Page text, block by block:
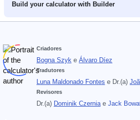
Build your calculator with Builder
Criadores
Bogna Szyk e Álvaro Díez
Tradutores
Luna Maldonado Fontes e Dr.(a)
Revisores
Dr.(a) Dominik Czerniae Jack